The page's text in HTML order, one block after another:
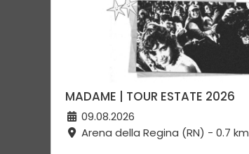
MADAME | TOUR ESTATE 2026
09.08.2026
Arena della Regina (RN) - 0.7 km